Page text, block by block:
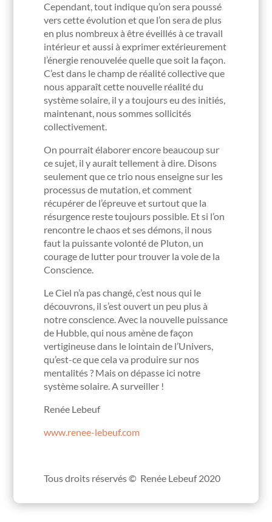
Cependant, tout indique qu’on sera poussé
vers cette évolution et que l’on sera de plus
en plus nombreux à être éveillés à ce travail
intérieur et aussi à exprimer extérieurement
l’énergie renouvelée quelle que soit la façon.
C’est dans le champ de réalité collective que
nous apparaît cette nouvelle réalité du
système solaire, il y a toujours eu des initiés,
maintenant, nous sommes sollicités
collectivement.
On pourrait élaborer encore beaucoup sur
ce sujet, il y aurait tellement à dire. Disons
seulement que ce trio nous enseigne sur les
processus de mutation, et comment
récupérer de l’épreuve et surtout que la
résurgence reste toujours possible. Et si l’on
rencontre le chaos et ses démons, il nous
faut la puissante volonté de Pluton, un
courage de lutter pour trouver la voie de la
Conscience.
Le Ciel n’a pas changé, c’est nous qui le
découvrons, il s’est ouvert un peu plus à
notre conscience. Avec la nouvelle puissance
de Hubble, qui nous amène de façon
vertigineuse dans le lointain de l’Univers,
qu’est-ce que cela va produire sur nos
mentalités ? Mais on dépasse ici notre
système solaire. A surveiller !
Renée Lebeuf
www.renee-lebeuf.com
Tous droits réservés © Renée Lebeuf 2020